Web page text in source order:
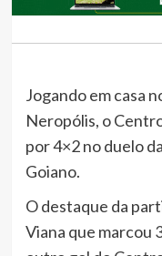
Jogando em casa
Neropólis, o
por 4×2 no duelo
Goiano.
O destaque da
Viana que marcou